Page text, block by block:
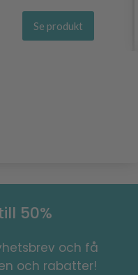
Se produkt
50%
och få
och rabatter!